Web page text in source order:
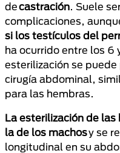
decastración. Suele
complicaciones,
si los testículos del
ha ocurrido entre los 6
esterilización se
cirugía abdominal,
para las hembras.
La esterilización de las
la de los machosy se
longitudinal en su